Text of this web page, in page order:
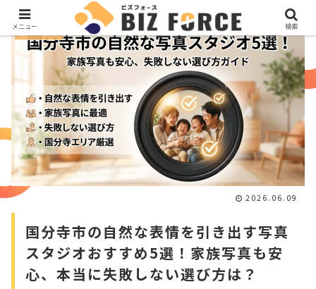
国分寺市の自然な表情を引き出す写真
スタジオおすすめ5選！家族写真も安
心、本当に失敗しない選び方は？
ビズブログ
2026.06.09
メニュー 検索